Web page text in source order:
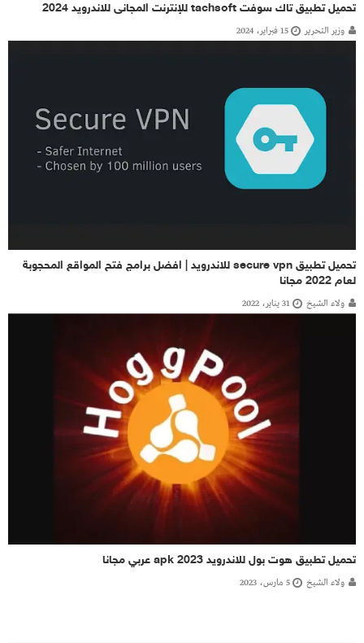
تحميل تطبيق تاك سوفت tachsoft للإنترنت المجانى للاندرويد 2024
وزير التحرير 15 فبراير، 2024
تحميل تطبيق secure vpn للاندرويد | افضل برامج فتح المواقع المحجوبة
لعام 2022 مجانا
ولاء الشيخ 31 يناير، 2022
تحميل تطبيق هوت بول للاندرويد apk 2023 عربي مجانا
ولاء الشيخ 5 مارس، 2023